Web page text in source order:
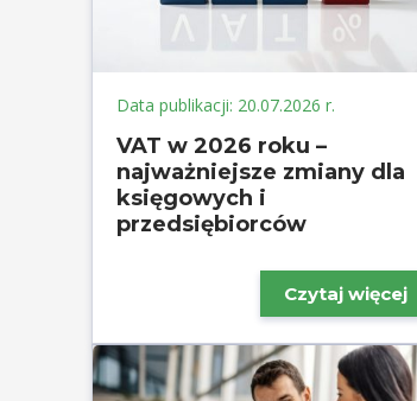
Data publikacji: 20.07.2026 r.
VAT w 2026 roku –
najważniejsze zmiany dla
księgowych i
przedsiębiorców
Czytaj więcej